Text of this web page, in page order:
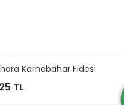
Karnabahar Fidesi
TL